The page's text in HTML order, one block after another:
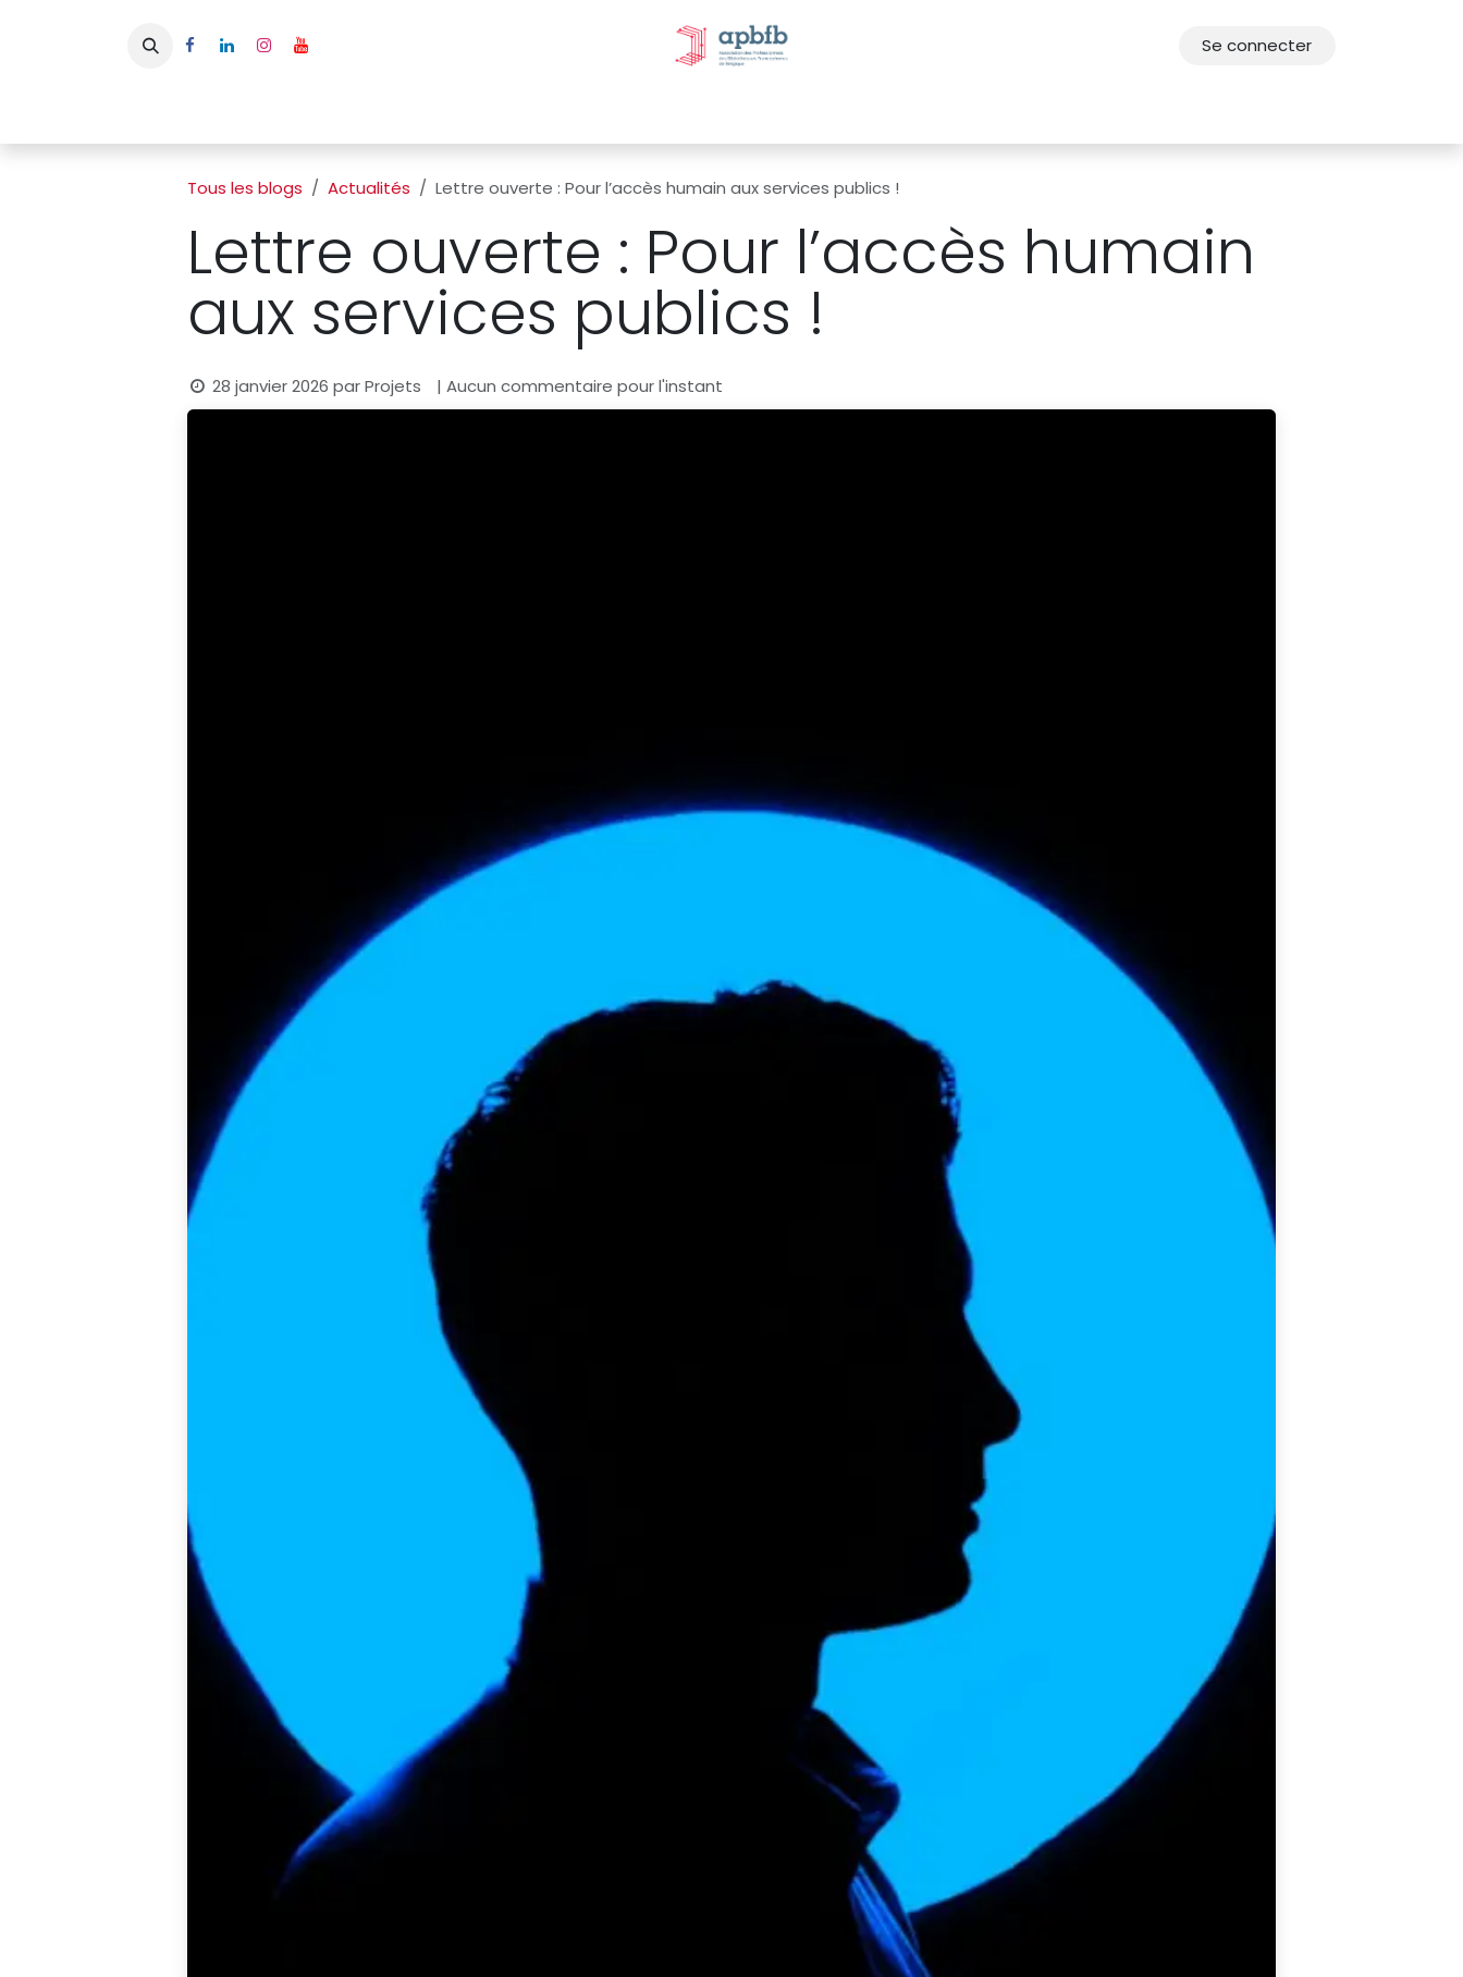
Se connecter
Tous les blogs Actualités Lettre ouverte : Pour l’accès humain aux services publics !
Lettre ouverte : Pour l’accès humain
aux services publics !
28 janvier 2026 parProjets | Aucun commentaire pour l'instant